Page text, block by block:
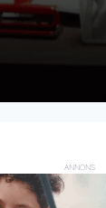
ANNONS